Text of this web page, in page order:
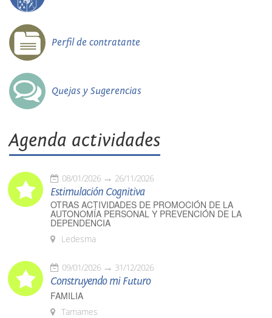
Perfil de contratante
Quejas y Sugerencias
Agenda actividades
08/01/2026 26/11/2026
Estimulación Cognitiva
OTRAS ACTIVIDADES DE PROMOCIÓN DE LA
AUTONOMÍA PERSONAL Y PREVENCIÓN DE LA
DEPENDENCIA
Ledesma
09/01/2026 31/12/2026
Construyendo mi Futuro
FAMILIA
Tamames